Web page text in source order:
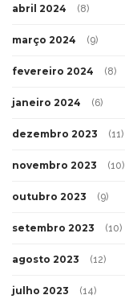
abril 2024 (8)
março 2024 (9)
fevereiro 2024 (8)
janeiro 2024 (6)
dezembro 2023 (11)
novembro 2023 (10)
outubro 2023 (9)
setembro 2023 (10)
agosto 2023 (12)
julho 2023 (14)